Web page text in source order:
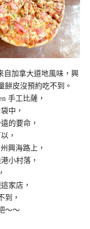
自加拿大道地風味，興
餅皮沒預約吃不到。
手工比薩，
中，
的要命，
，
興海路上，
小村落，
家店，
到，
～～